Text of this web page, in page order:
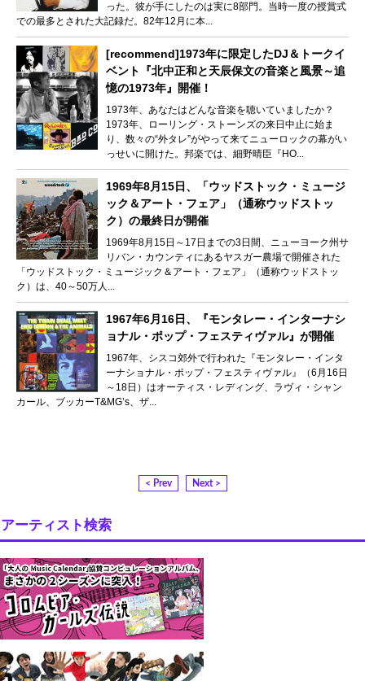
った。彼が手にしたのは実に8部門。当時一度の授賞式
での最多とされた大記録だ。82年12月に本...
[recommend]1973年に限定したDJ＆トークイ
ベント『北中正和と天辰保文の音楽と風景～追
憶の1973年』開催！
1973年、あなたはどんな音楽を聴いていましたか？
1973年、ローリング・ストーンズの来日中止に始ま
り、数々の“外タレ”がやって来てニューロックの幕がい
っせいに開けた。邦楽では、細野晴臣『HO...
1969年8月15日、「ウッドストック・ミュージ
ック＆アート・フェア」（通称ウッドストッ
ク）の最終日が開催
1969年8月15日～17日までの3日間、ニューヨーク州サ
リバン・カウンティにあるヤスガー農場で開催された
「ウッドストック・ミュージック＆アート・フェア」（通称ウッドストッ
ク）は、40～50万人...
1967年6月16日、『モンタレー・インターナシ
ョナル・ポップ・フェスティヴァル』が開催
1967年、シスコ郊外で行われた『モンタレー・インタ
ーナショナル・ポップ・フェスティヴァル』（6月16日
～18日）はオーティス・レディング、ラヴィ・シャン
カール、ブッカーT&MG’s、ザ...
< Prev Next >
アーティスト検索